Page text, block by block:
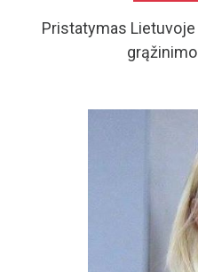
Pristatymas Lietuvoje
grąžinimo